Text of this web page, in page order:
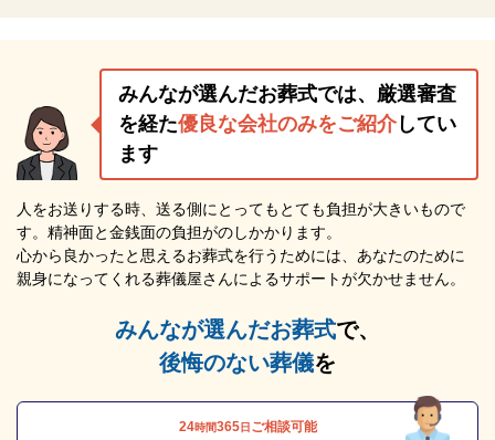
みんなが選んだお葬式では、厳選審査
を経た優良な会社のみをご紹介してい
ます
人をお送りする時、送る側にとってもとても負担が大きいもので
す。精神面と金銭面の負担がのしかかります。
心から良かったと思えるお葬式を行うためには、あなたのために
親身になってくれる葬儀屋さんによるサポートが欠かせません。
みんなが選んだお葬式で、
後悔のない葬儀を
24時間365日 ご相談可能